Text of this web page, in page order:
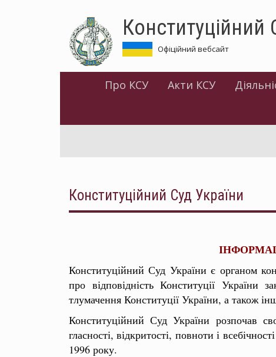
Конституційний
Офіційний вебсайт
Про КСУ Акти КСУ
Конституційний Суд України
Конституційний Суд України є органом
про відповідність Конституції України
тлумачення Конституції України, а також
Конституційний Суд України розпочав
гласності, відкритості, повноти і
1996 року.